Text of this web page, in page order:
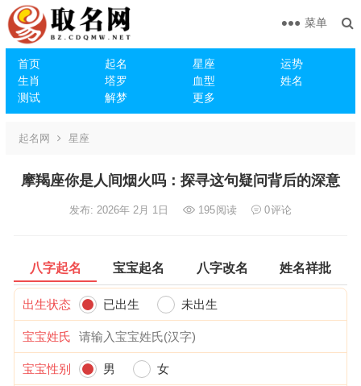
首页 起名 星座
运势
生肖
塔罗 血型
姓名
测试
解梦 更多
菜单
起名网 星座
摩羯座你是人间烟火吗：探寻这句疑问背后的深意
发布: 2026年 2月 1日 195阅读 0评论
八字起名 宝宝起名 八字改名 姓名祥批
出生状态 已出生 未出生
宝宝姓氏
宝宝性别 男 女